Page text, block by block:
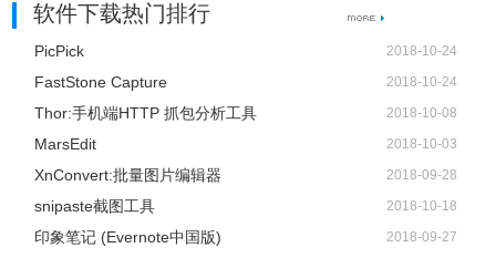
软件下载热门排行
PicPick 2018-10-24
FastStone Capture 2018-10-24
Thor:手机端HTTP 抓包分析工具 2018-10-08
MarsEdit 2018-10-03
XnConvert:批量图片编辑器 2018-09-28
snipaste截图工具 2018-10-18
印象笔记 (Evernote中国版) 2018-09-27